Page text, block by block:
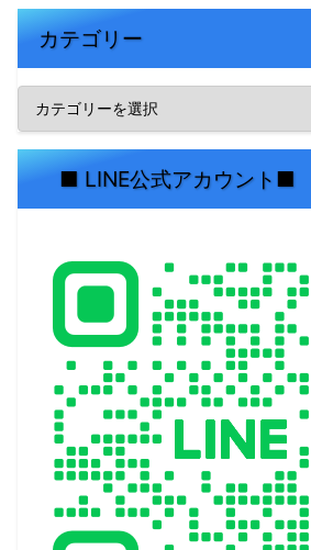
カテゴリー
■ LINE公式アカウント■